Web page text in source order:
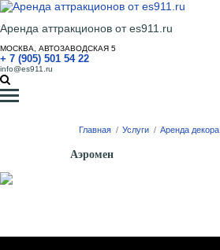
Аренда аттракционов от es911.ru
МОСКВА, АВТОЗАВОДСКАЯ 5
+ 7 (905) 501 54 22
info@es911.ru
Главная / Услуги / Аренда декора
Аэромен